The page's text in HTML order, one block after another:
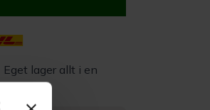
Eget lager allt i en
leverans